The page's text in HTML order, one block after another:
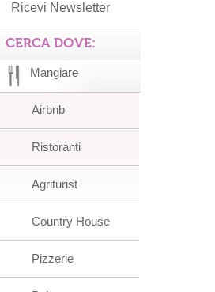
Ricevi Newsletter
CERCA DOVE:
Mangiare
Airbnb
Ristoranti
Agriturist
Country House
Pizzerie